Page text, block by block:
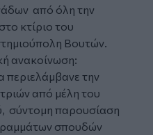
από όλη την
κτίριο του
Βουτών.
ανακοίνωση:
περιελάμβανε την
από μέλη του
σύντομη παρουσίαση
σπουδών